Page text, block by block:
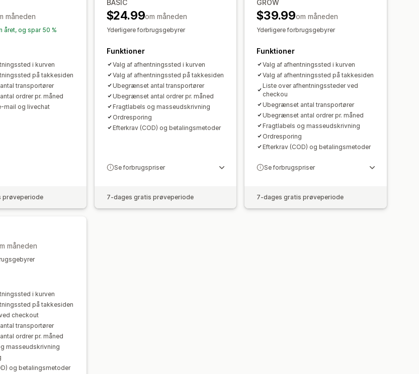
måneden
året, og spar 50 %
i kurven
på takkesiden
transportører
ordrer pr. måned
mail og livechat
prøveperiode
BASIC
$24.99om måneden
Yderligere forbrugsgebyrer
Funktioner
Valg af afhentningssted i kurven
Valg af afhentningssted på takkesiden
Ubegrænset antal transportører
Ubegrænset antal ordrer pr. måned
Fragtlabels og masseudskrivning
Ordresporing
Efterkrav (COD) og betalingsmetoder
Se forbrugspriser
7-dages gratis prøveperiode
GROW
$39.99om måneden
Yderligere forbrugsgebyrer
Funktioner
Valg af afhentningssted i kurven
Valg af afhentningssted på takkesiden
Liste over afhentningssteder ved
checkou
Ubegrænset antal transportører
Ubegrænset antal ordrer pr. måned
Fragtlabels og masseudskrivning
Ordresporing
Efterkrav (COD) og betalingsmetoder
Se forbrugspriser
7-dages gratis prøveperiode
måneden
i kurven
på takkesiden
checkout
transportører
ordrer pr. måned
masseudskrivning
og betalingsmetoder